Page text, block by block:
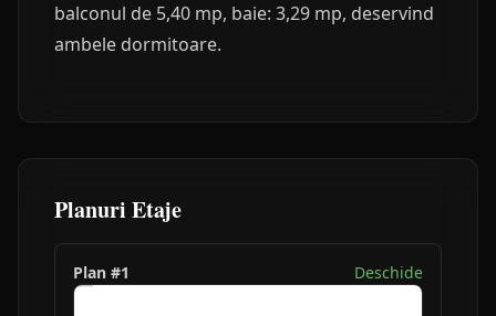
balconul de 5,40 mp, baie: 3,29 mp, deservind
ambele dormitoare.
Planuri Etaje
Plan #1 Deschide